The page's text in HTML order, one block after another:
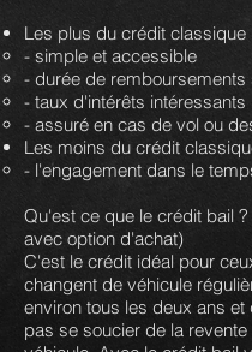
Les plus du crédit classique
- simple et accessible
- durée de remboursements
- taux d'intérêts intéressants
- assuré en cas de vol ou
Les moins du crédit
- l'engagement dans le
Qu'est ce que le crédit bail
avec option d'achat)
C'est le crédit idéal pour
changent de véhicule
environ tous les deux ans et
pas se soucier de la revente